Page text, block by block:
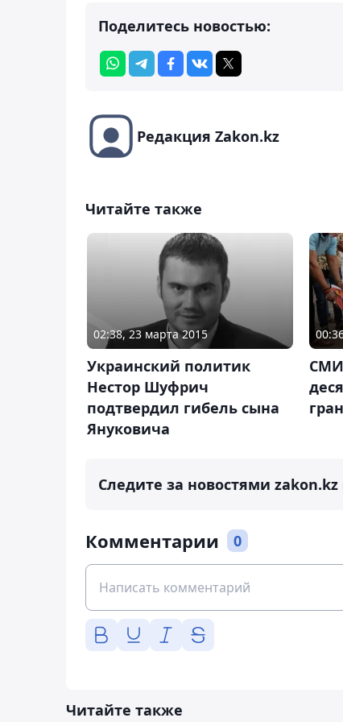
Поделитесь новостью:
Редакция Zakon.kz
Читайте также
02:38, 23 марта 2015
Украинский политик
Нестор Шуфрич
подтвердил гибель сына
Януковича
СМИ
Следите за новостями zakon.kz
Комментарии 0
Читайте также